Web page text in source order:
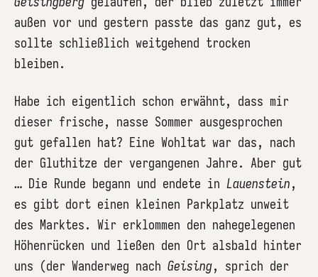
außen vor und gestern passte das ganz gut, es
sollte schließlich weitgehend trocken
bleiben.
Habe ich eigentlich schon erwähnt, dass mir
dieser frische, nasse Sommer ausgesprochen
gut gefallen hat? Eine Wohltat war das, nach
der Gluthitze der vergangenen Jahre. Aber gut
… Die Runde begann und endete in Lauenstein,
es gibt dort einen kleinen Parkplatz unweit
des Marktes. Wir erklommen den nahegelegenen
Höhenrücken und ließen den Ort alsbald hinter
uns (der Wanderweg nach Geising, sprich der